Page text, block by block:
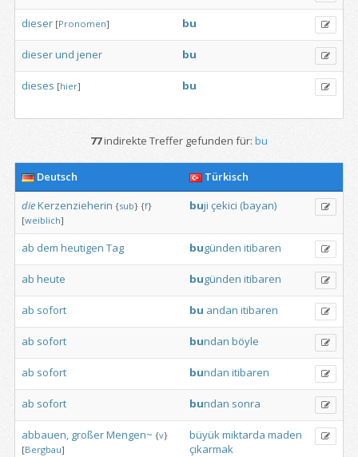
dieser [Pronomen] bu
dieserund jener bu
dieses [hier] bu
77indirekte Treffer gefunden für: bu
Deutsch
Türkisch
dieKerzenzieherin {sub} {f}
[weiblich]
buji çekici (bayan)
ab dem heutigen Tag bugünden itibaren
ab heute bugünden itibaren
ab sofort bu andan itibaren
ab sofort bundan böyle
ab sofort bundan itibaren
ab sofort bundan sonra
abbauen, großerMengen~ {v}
[Bergbau]
büyükmiktarda maden
çıkarmak